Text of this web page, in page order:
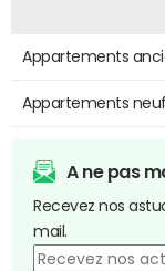
Appartements
Appartements
A ne pas
Recevez nos
mail.